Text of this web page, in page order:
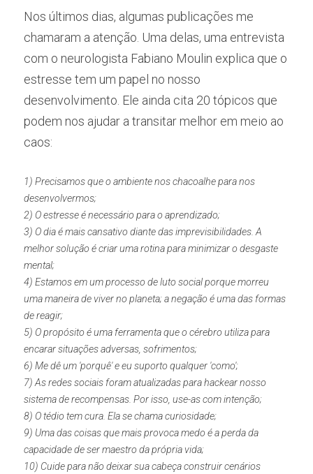
Nos últimos dias, algumas publicações me
chamaram a atenção. Uma delas, uma entrevista
com o neurologista Fabiano Moulin explica que o
estresse tem um papel no nosso
desenvolvimento. Ele ainda cita 20 tópicos que
podem nos ajudar a transitar melhor em meio ao
caos:
1) Precisamos que o ambiente nos chacoalhe para nos
desenvolvermos;
2) O estresse é necessário para o aprendizado;
3) O dia é mais cansativo diante das imprevisibilidades. A
melhor solução é criar uma rotina para minimizar o desgaste
mental;
4) Estamos em um processo de luto social porque morreu
uma maneira de viver no planeta; a negação é uma das formas
de reagir;
5) O propósito é uma ferramenta que o cérebro utiliza para
encarar situações adversas, sofrimentos;
6) Me dê um 'porquê' e eu suporto qualquer 'como';
7) As redes sociais foram atualizadas para hackear nosso
sistema de recompensas. Por isso, use-as com intenção;
8) O tédio tem cura. Ela se chama curiosidade;
9) Uma das coisas que mais provoca medo é a perda da
capacidade de ser maestro da própria vida;
10) Cuide para não deixar sua cabeça construir cenários